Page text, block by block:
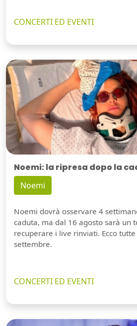
CONCERTI ED EVENTI
Noemi: la ripresa dopo la
Noemi
Noemi dovrà osservare 4
caduta, ma dal 16 agosto sarà un
recuperare i live rinviati. Ecco
settembre.
CONCERTI ED EVENTI